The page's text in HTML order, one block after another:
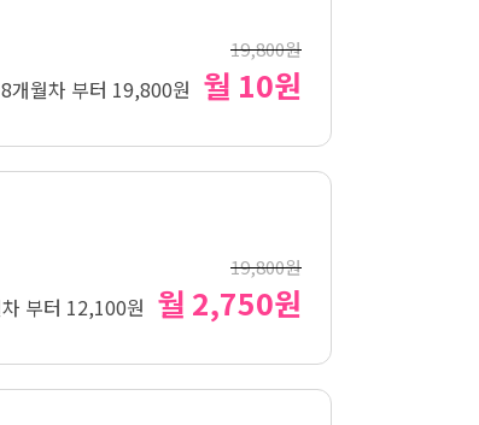
19,800원
8개월차 부터 19,800원 월 10원
19,800원
부터 12,100원 월 2,750원